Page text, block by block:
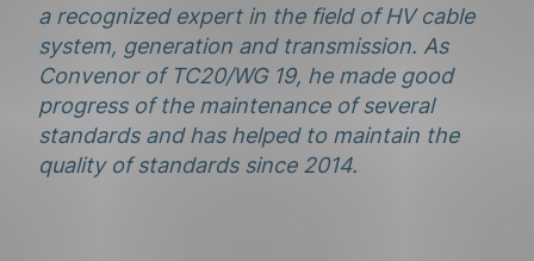
a recognized expert in the field of HV cable
system, generation and transmission. As
Convenor of TC20/WG 19, he made good
progress of the maintenance of several
standards and has helped to maintain the
quality of standards since 2014.